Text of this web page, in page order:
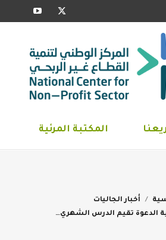
X
opens
in
new
window
opens
in
new
window
المكتبة المرئية
You
أخبار الجاليات
الدعوة تقيم الدرس الشهري…
المكتبة المرئية